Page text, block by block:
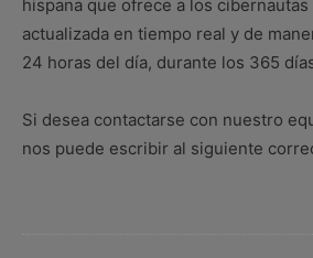
hispana que ofrece a los
actualizada en tiempo real y de
24 horas del día, durante los 365
Si desea contactarse con nuestro
nos puede escribir al siguiente